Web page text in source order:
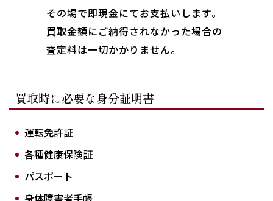
その場で即現金にてお支払いします｡
買取金額にご納得されなかった場合の
査定料は一切かかりません。
買取時に必要な身分証明書
運転免許証
各種健康保険証
パスポート